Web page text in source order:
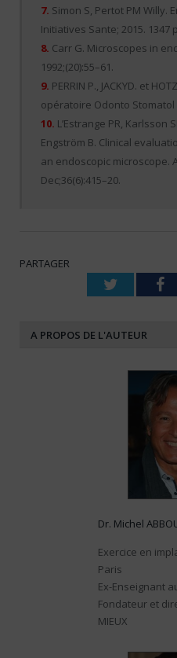
7. Simon S, Pertot PM Willy.
Initiatives Sante; 2015. 1347
8. Carr G. Microscopes in
1992;(20):55–61.
9. PERRIN P., JACKYD. et
opératoire Odonto Stomatol
10. L’Estrange PR, Karlsson
Engström B. Clinical
an endoscopic microscope.
Dec;36(6):415–20.
PARTAGER
Twitter
A PROPOS DE L'AUTEUR
Dr. Michel
Exercice en
Paris
Ex-Enseignant
Fondateur et
MIEUX